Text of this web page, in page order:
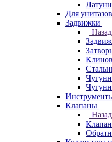
Для унитазов
Задвижки
Назад
Клапаны
Назад